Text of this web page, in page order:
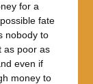
for a
fate
nobody to
as poor as
even if
money to